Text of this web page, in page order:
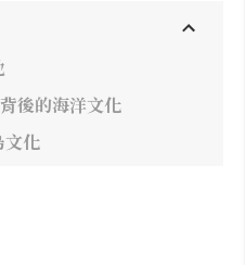
後的海洋文化
文化